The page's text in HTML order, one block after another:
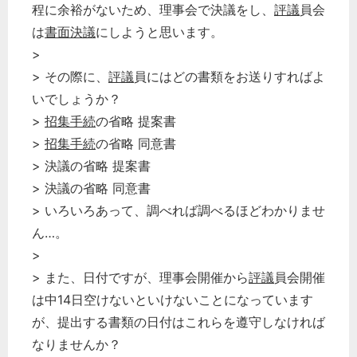
程に余裕がないため、理事会で決議をし、 評議員会
は書面決議にしようと思います。
>
> その際に、 評議員にはどの書類をお送りすればよ
いでしょうか？
> 招集手続の省略 提案書
> 招集手続の省略 同意書
> 決議の省略 提案書
> 決議の省略 同意書
> いろいろあって、調べれば調べるほどわかりませ
ん…。
>
> また、日付ですが、理事会開催から評議員会開催
は中14日空けないといけないことになっています
が、提出する書類の日付はこれらを遵守しなければ
なりませんか？